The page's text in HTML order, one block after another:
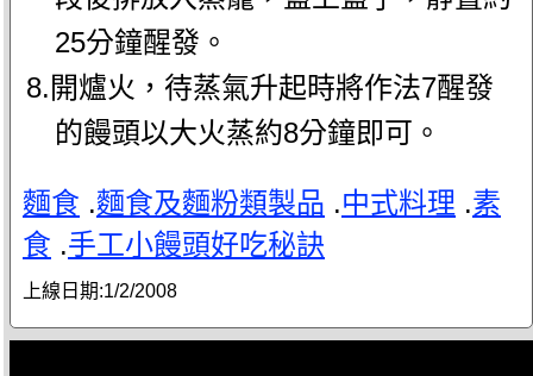
25分鐘醒發。
8.開爐火，待蒸氣升起時將作法7醒發
的饅頭以大火蒸約8分鐘即可。
麵食 .麵食及麵粉類製品 .中式料理 .素
食 .手工小饅頭好吃秘訣
上線日期:1/2/2008